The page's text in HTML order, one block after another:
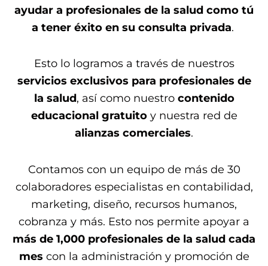
ayudar a profesionales de la salud como tú
a tener éxito en su consulta privada.
Esto lo logramos a través de nuestros
servicios exclusivos para profesionales de
la salud, así como nuestro contenido
educacional gratuitoy nuestra red de
alianzas comerciales.
Contamos con un equipo de más de 30
colaboradores especialistas en contabilidad,
marketing, diseño, recursos humanos,
cobranza y más. Esto nos permite apoyar a
más de 1,000 profesionales de la salud cada
mes con la administración y promoción de